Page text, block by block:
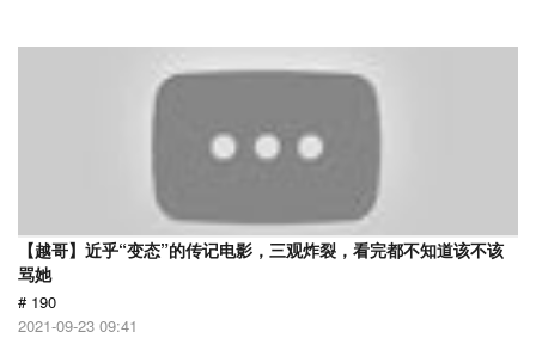
【越哥】近乎“变态”的传记电影，三观炸裂，看完都不知道该不该
骂她
# 190
2021-09-23 09:41